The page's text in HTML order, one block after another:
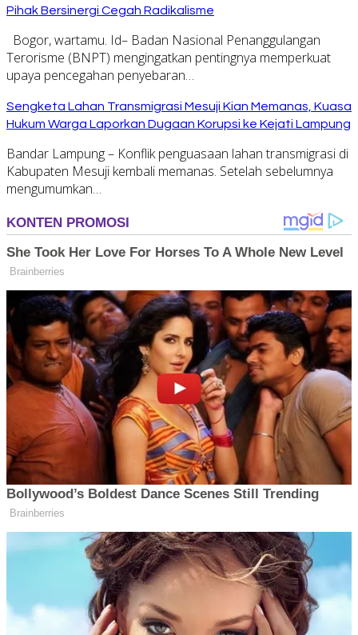
Pihak Bersinergi Cegah Radikalisme
Bogor, wartamu. Id– Badan Nasional Penanggulangan
Terorisme (BNPT) mengingatkan pentingnya memperkuat
upaya pencegahan penyebaran…
Sengketa Lahan Transmigrasi Mesuji Kian Memanas, Kuasa
Hukum Warga Laporkan Dugaan Korupsi ke Kejati Lampung
Bandar Lampung – Konflik penguasaan lahan transmigrasi di
Kabupaten Mesuji kembali memanas. Setelah sebelumnya
mengumumkan…